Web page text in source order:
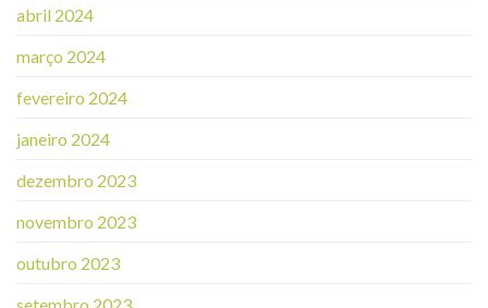
abril 2024
março 2024
fevereiro 2024
janeiro 2024
dezembro 2023
novembro 2023
outubro 2023
setembro 2023